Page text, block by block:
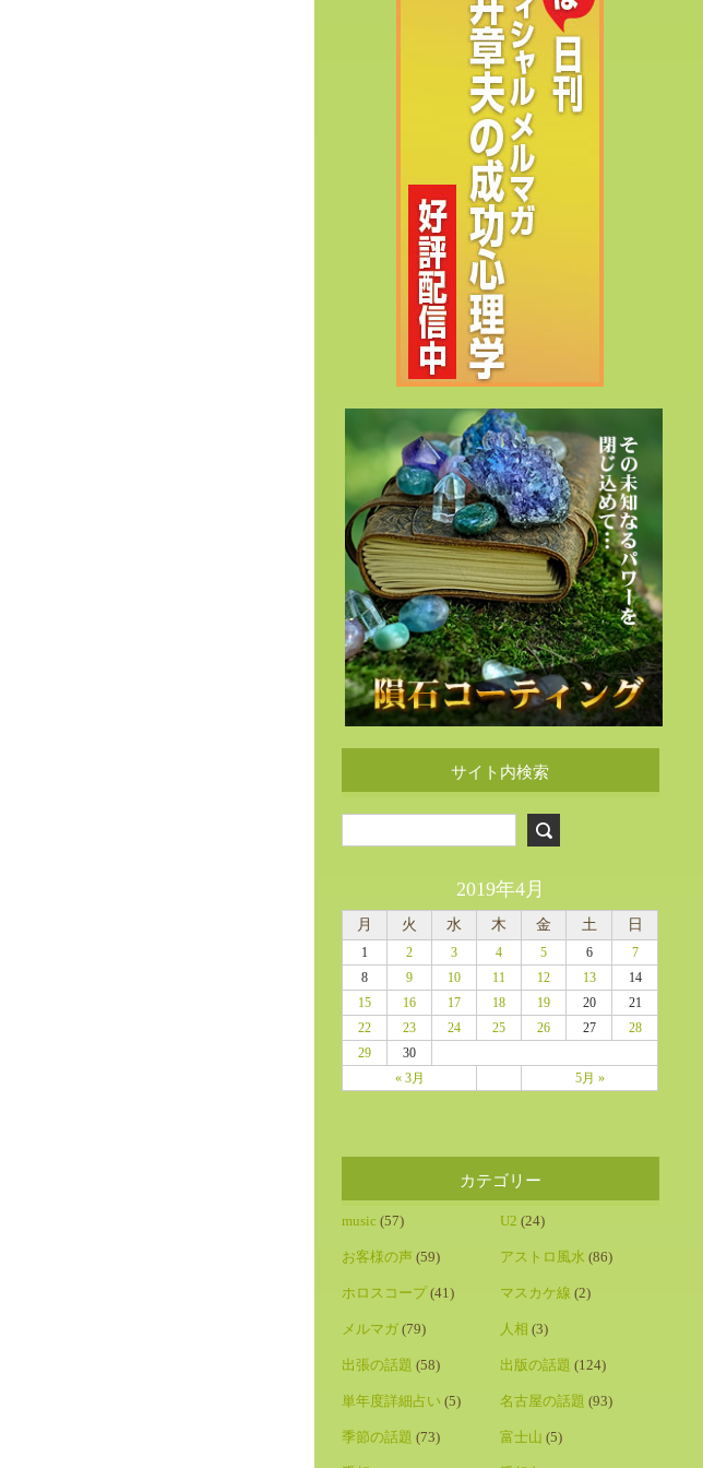
サイト内検索
2019年4月
月 火 水 木 金 土 日
« 3月 5月 »
1 2 3 4 5 6
7
8
9 10 11 12 13
14
15
16 17 18 19 20
21
22
23 24 25 26 27
28
29
30
カテゴリー
music (57) U2 (24)
お客様の声 (59) アストロ風水 (86)
ホロスコープ(41) マスカケ線 (2)
メルマガ (79) 人相 (3)
出張の話題 (58) 出版の話題 (124)
単年度詳細占い (5) 名古屋の話題 (93)
季節の話題 (73) 富士山 (5)